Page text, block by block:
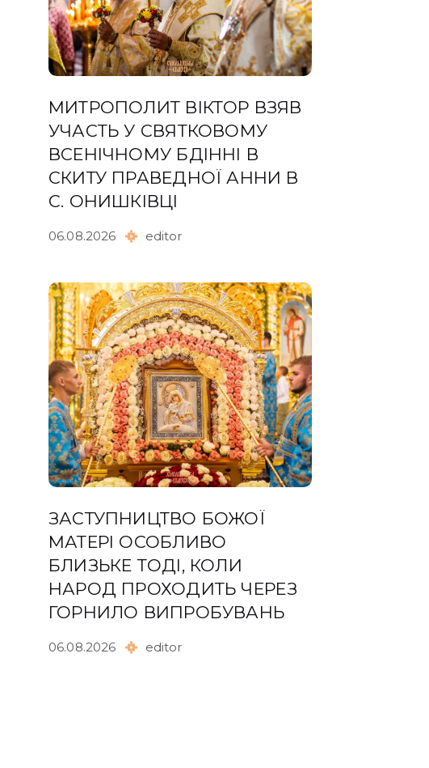
МИТРОПОЛИТ ВІКТОР ВЗЯВ
УЧАСТЬ У СВЯТКОВОМУ
ВСЕНІЧНОМУ БДІННІ В
СКИТУ ПРАВЕДНОЇ АННИ В
С. ОНИШКІВЦІ
06.08.2026 editor
ЗАСТУПНИЦТВО БОЖОЇ
МАТЕРІ ОСОБЛИВО
БЛИЗЬКЕ ТОДІ, КОЛИ
НАРОД ПРОХОДИТЬ ЧЕРЕЗ
ГОРНИЛО ВИПРОБУВАНЬ
06.08.2026 editor